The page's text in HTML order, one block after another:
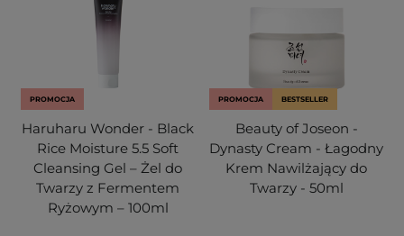
PROMOCJA
Haruharu Wonder - Black
Rice Moisture 5.5 Soft
Cleansing Gel – Żel do
Twarzy z Fermentem
Ryżowym – 100ml
PROMOCJA BESTSELLER
Beauty of Joseon -
Dynasty Cream - Łagodny
Krem Nawilżający do
Twarzy - 50ml